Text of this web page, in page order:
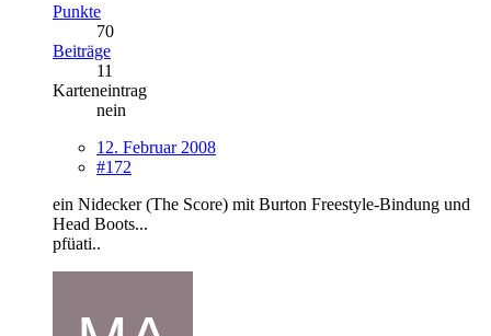
Punkte
70
Beiträge
11
Karteneintrag
nein
12. Februar 2008
#172
ein Nidecker (The Score) mit Burton Freestyle-Bindung und
Head Boots...
pfüati..